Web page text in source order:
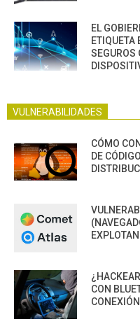
EL
ETIQUETA
SEGUROS
VULNERABILIDADES
CÓMO
DE
EXPLOTAN
CON